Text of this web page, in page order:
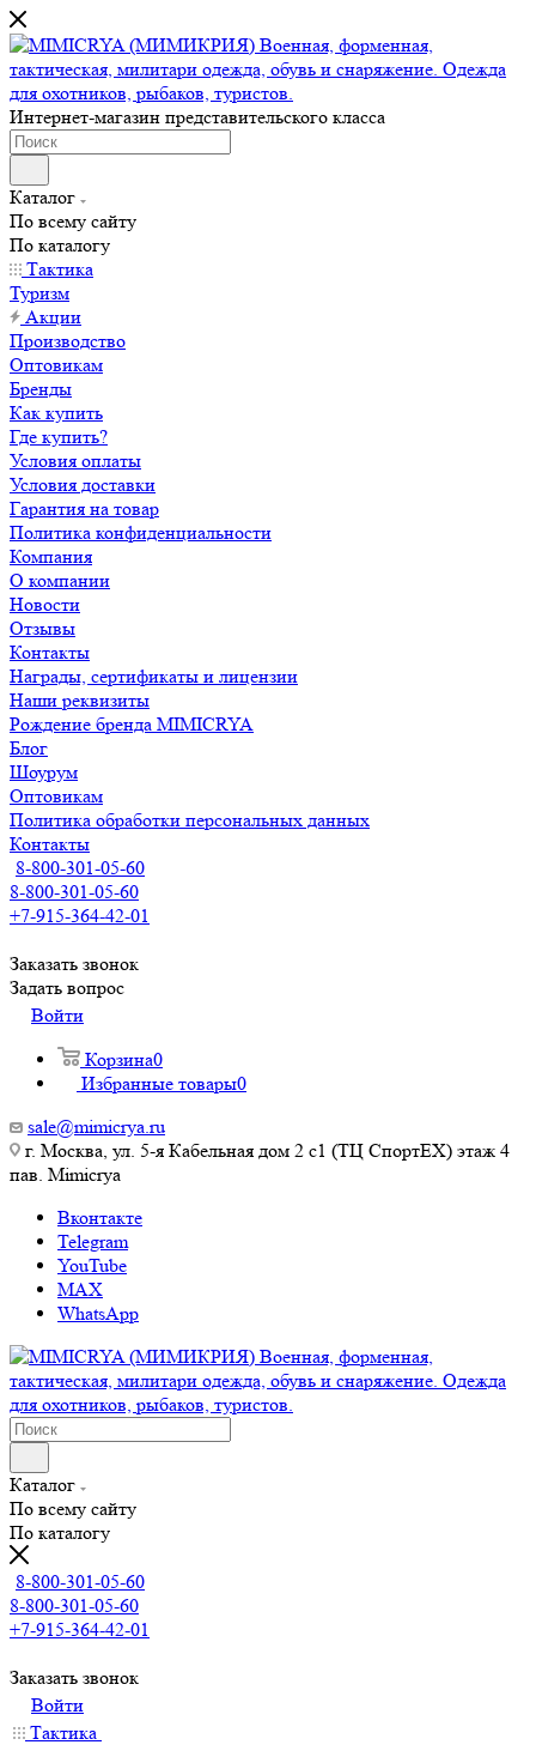
Интернет-магазин представительского класса
Каталог
По всему сайту
По каталогу
Тактика
Туризм
Акции
Производство
Оптовикам
Бренды
Как купить
Где купить?
Условия оплаты
Условия доставки
Гарантия на товар
Политика конфиденциальности
Компания
О компании
Новости
Отзывы
Контакты
Награды, сертификаты и лицензии
Наши реквизиты
Рождение бренда MIMICRYA
Блог
Шоурум
Оптовикам
Политика обработки персональных данных
Контакты
8-800-301-05-60
8-800-301-05-60
+7-915-364-42-01
Заказать звонок
Задать вопрос
Войти
Корзина0
Избранные товары0
sale@mimicrya.ru
г. Москва, ул. 5-я Кабельная дом 2 с1 (ТЦ СпортEX) этаж 4
пав. Mimicrya
Вконтакте
Telegram
YouTube
MAX
WhatsApp
Каталог
По всему сайту
По каталогу
8-800-301-05-60
8-800-301-05-60
+7-915-364-42-01
Заказать звонок
Войти
Тактика